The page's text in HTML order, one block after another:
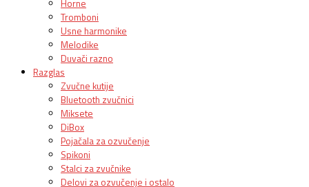
Horne
Tromboni
Usne harmonike
Melodike
Duvači razno
Razglas
Zvučne kutije
Bluetooth zvučnici
Miksete
DiBox
Pojačala za ozvučenje
Spikoni
Stalci za zvučnike
Delovi za ozvučenje i ostalo